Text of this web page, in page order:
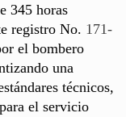
345 horas
registro No. 171-
el bombero
una
técnicos,
el servicio